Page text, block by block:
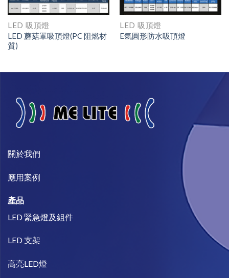
LED 吸頂燈
LED 蘑菇罩吸頂燈(PC 阻燃材
質)
LED 吸頂燈
E氣圓形防水吸頂燈
關於我們​
​應用案例
產品
LED 緊急燈及組件
LED 支架
高亮LED燈